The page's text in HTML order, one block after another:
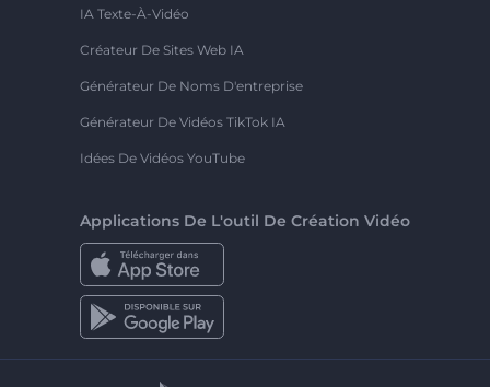
IA Texte-À-Vidéo
Créateur De Sites Web IA
Générateur De Noms D'entreprise
Générateur De Vidéos TikTok IA
Idées De Vidéos YouTube
Applications De L'outil De Création Vidéo